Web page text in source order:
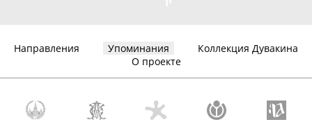
Направления Упоминания
Коллекция Дувакина
О проекте